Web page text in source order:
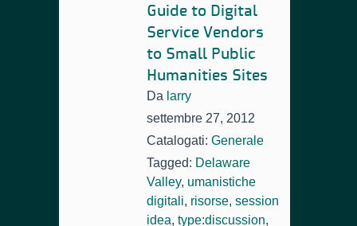
Guide to Digital
Service Vendors
to Small Public
Humanities Sites
Da larry
settembre 27, 2012
Catalogati: Generale
Tagged: Delaware
Valley, umanistiche
digitali, risorse, session
idea, type:discussion,